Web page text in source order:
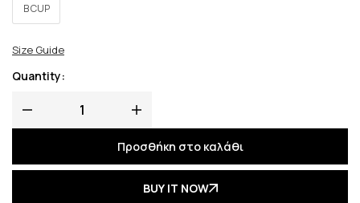
B CUP
Size Guide
Quantity:
Προσθήκη στο καλάθι
BUY IT NOW